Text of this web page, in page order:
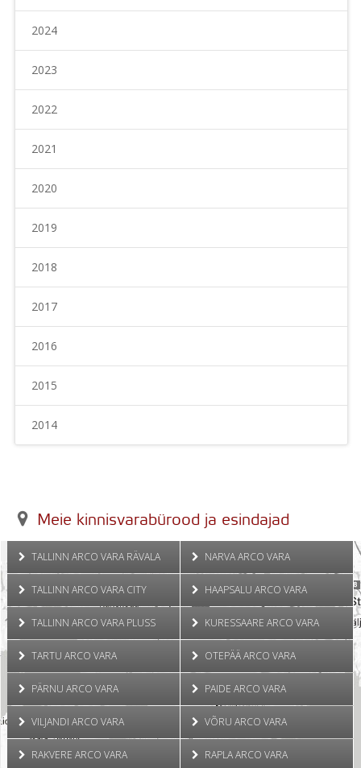
2024
2023
2022
2021
2020
2019
2018
2017
2016
2015
2014
Meie kinnisvarabürood ja esindajad
TALLINN ARCO VARA RÄVALA
TALLINN ARCO VARA CITY
TALLINN ARCO VARA PLUSS
TARTU ARCO VARA
PÄRNU ARCO VARA
VILJANDI ARCO VARA
RAKVERE ARCO VARA
NARVA ARCO VARA
HAAPSALU ARCO VARA
KURESSAARE ARCO VARA
OTEPÄÄ ARCO VARA
PAIDE ARCO VARA
VÕRU ARCO VARA
RAPLA ARCO VARA